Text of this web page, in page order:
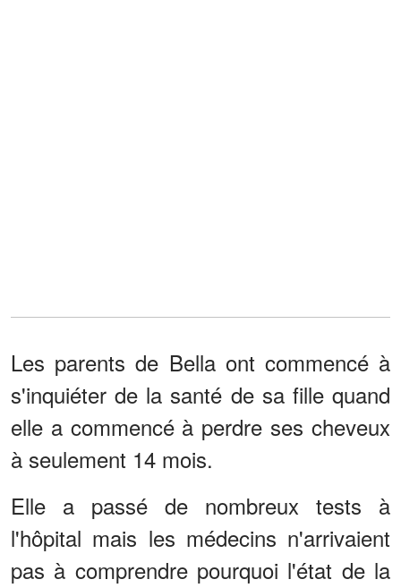
Les parents de Bella ont commencé à
s'inquiéter de la santé de sa fille quand
elle a commencé à perdre ses cheveux
à seulement 14 mois.
Elle a passé de nombreux tests à
l'hôpital mais les médecins n'arrivaient
pas à comprendre pourquoi l'état de la